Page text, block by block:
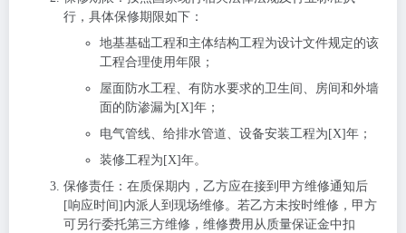
行，具体保修期限如下：
地基基础工程和主体结构工程为设计文件规定的该
工程合理使用年限；
屋面防水工程、有防水要求的卫生间、房间和外墙
面的防渗漏为[X]年；
电气管线、给排水管道、设备安装工程为[X]年；
装修工程为[X]年。
保修责任 ：在质保期内，乙方应在接到甲方维修通知后
[响应时间]内派人到现场维修。若乙方未按时维修，甲方
可另行委托第三方维修，维修费用从质量保证金中扣